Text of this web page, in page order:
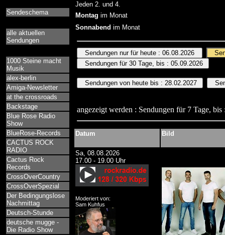
Sendeschema
alle aktuellen
Sendungen
1000 Steine macht
Musik
alex-berlin
Amiga-Newsletter
at the crossroads
Backstage
Blue Rose Radio
Show
BlueRose-Records
CACTUS ROCK
RADIO
Cactus Rock
Records
CrossOverCountry
CrossOverSpezial
Der Bedingungslose
Nachmittag
Deutsch-Stunde
deutsche mugge -
Die Radio Show
Jeden 2. und 4.
Montag im Monat
Sonnabend im Monat
angezeigt werden : Sendungen für 7 Tage, bis
Datum Bild
Sa, 08.08.2026
17.00 - 19.00 Uhr
Moderiert von:
Sam Kuhfus